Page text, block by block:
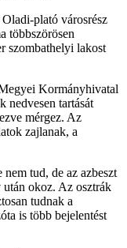
plató városrész
többszörösen
szombathelyi lakost
Kormányhivatal
nedvesen tartását
mérgez. Az
zajlanak, a
tud, de az azbeszt
után okoz. Az osztrák
tudnak a
is több bejelentést